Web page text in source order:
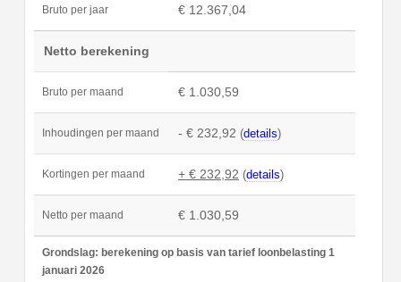
Bruto per jaar € 12.367,04
Netto berekening
Bruto per maand € 1.030,59
Inhoudingen per maand - € 232,92 (details)
Kortingen per maand + € 232,92 (details)
Netto per maand € 1.030,59
Grondslag: berekening op basis van tarief loonbelasting 1
januari 2026